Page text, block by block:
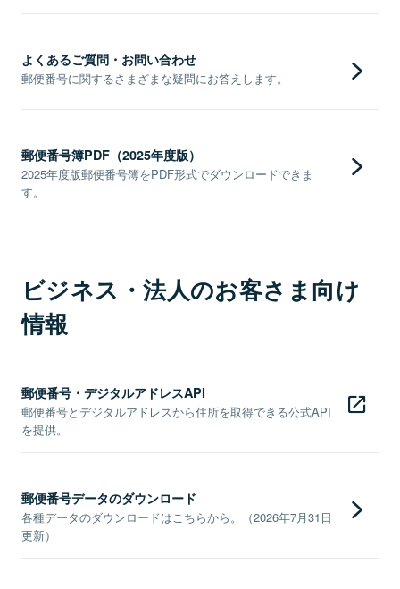
よくあるご質問・お問い合わせ
郵便番号に関するさまざまな疑問にお答えします。
郵便番号簿PDF（2025年度版）
2025年度版郵便番号簿をPDF形式でダウンロードできま
す。
ビジネス・法人のお客さま向け
情報
郵便番号・デジタルアドレスAPI
郵便番号とデジタルアドレスから住所を取得できる公式API
を提供。
郵便番号データのダウンロード
各種データのダウンロードはこちらから。（2026年7月31日
更新）